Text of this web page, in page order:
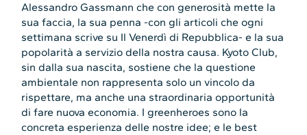
Alessandro Gassmann che con generosità mette la
sua faccia, la sua penna -con gli articoli che ogni
settimana scrive su Il Venerdì di Repubblica- e la sua
popolarità a servizio della nostra causa. Kyoto Club,
sin dalla sua nascita, sostiene che la questione
ambientale non rappresenta solo un vincolo da
rispettare, ma anche una straordinaria opportunità
di fare nuova economia. I greenheroes sono la
concreta esperienza delle nostre idee; e le best